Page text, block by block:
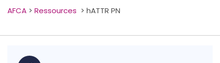
AFCA > Ressources > hATTR PN